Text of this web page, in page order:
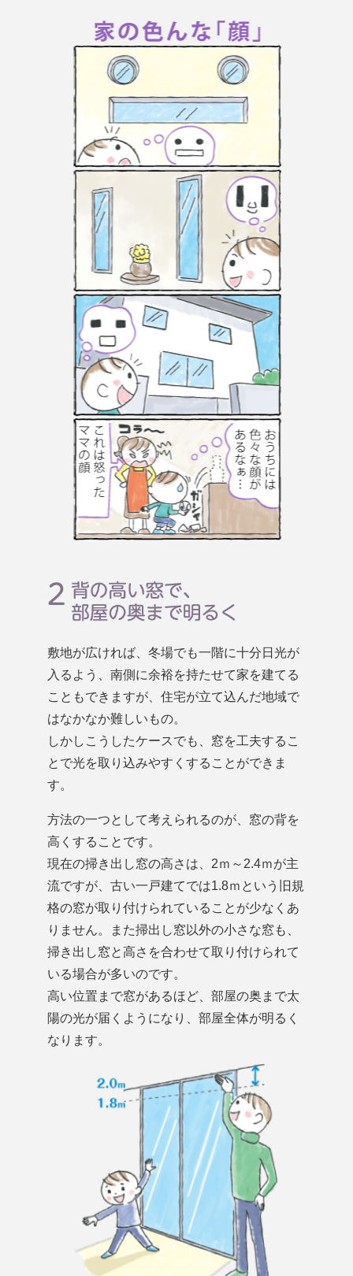
敷地が広ければ、冬場でも一階に十分日光が
入るよう、南側に余裕を持たせて家を建てる
こともできますが、住宅が立て込んだ地域で
はなかなか難しいもの。
しかしこうしたケースでも、窓を工夫するこ
とで光を取り込みやすくすることができま
す。
方法の一つとして考えられるのが、窓の背を
高くすることです。
現在の掃き出し窓の高さは、2ｍ～2.4ｍが主
流ですが、古い一戸建てでは1.8ｍという旧規
格の窓が取り付けられていることが少なくあ
りません。また掃出し窓以外の小さな窓も、
掃き出し窓と高さを合わせて取り付けられて
いる場合が多いのです。
高い位置まで窓があるほど、部屋の奥まで太
陽の光が届くようになり、部屋全体が明るく
なります。